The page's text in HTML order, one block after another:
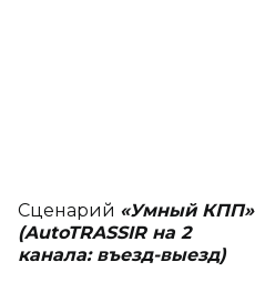
Сценарий «Умный КПП»
(AutoTRASSIR на 2
канала: въезд-выезд)